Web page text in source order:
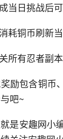
当日挑战后
耗铜币刷新
所有忍者副
励包含铜币
吧~
是安趣网小